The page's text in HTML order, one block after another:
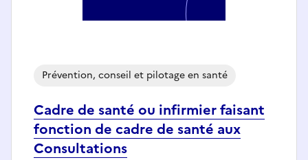
Cadre de santé ou infirmier faisant
fonction de cadre de santé aux
Consultations
Prévention, conseil et pilotage en santé